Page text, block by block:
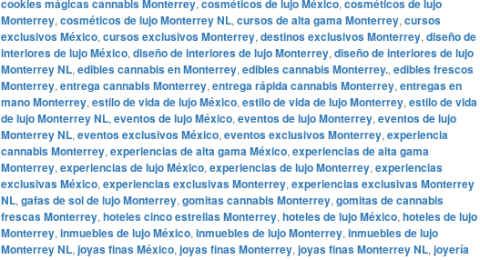
cookies mágicas cannabis Monterrey, cosméticos de lujo México, cosméticos de lujo
Monterrey, cosméticos de lujo Monterrey NL, cursos de alta gama Monterrey, cursos
exclusivos México, cursos exclusivos Monterrey, destinos exclusivos Monterrey, diseño de
interiores de lujo México, diseño de interiores de lujo Monterrey, diseño de interiores de lujo
Monterrey NL, edibles cannabis en Monterrey, edibles cannabis Monterrey., edibles frescos
Monterrey, entrega cannabis Monterrey, entrega rápida cannabis Monterrey, entregas en
mano Monterrey, estilo de vida de lujo México, estilo de vida de lujo Monterrey, estilo de vida
de lujo Monterrey NL, eventos de lujo México, eventos de lujo Monterrey, eventos de lujo
Monterrey NL, eventos exclusivos México, eventos exclusivos Monterrey, experiencia
cannabis Monterrey, experiencias de alta gama México, experiencias de alta gama
Monterrey, experiencias de lujo México, experiencias de lujo Monterrey, experiencias
exclusivas México, experiencias exclusivas Monterrey, experiencias exclusivas Monterrey
NL, gafas de sol de lujo Monterrey, gomitas cannabis Monterrey, gomitas de cannabis
frescas Monterrey, hoteles cinco estrellas Monterrey, hoteles de lujo México, hoteles de lujo
Monterrey, inmuebles de lujo México, inmuebles de lujo Monterrey, inmuebles de lujo
Monterrey NL, joyas finas México, joyas finas Monterrey, joyas finas Monterrey NL, joyería